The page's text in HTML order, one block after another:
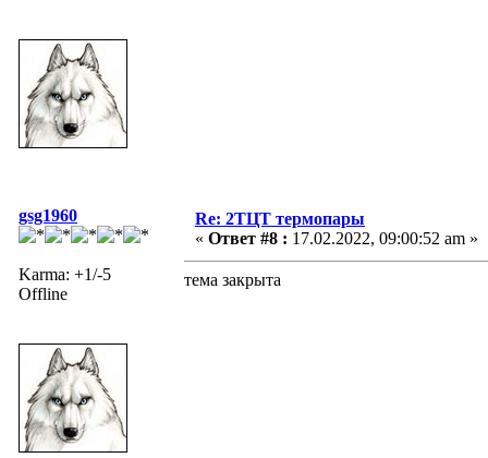
gsg1960
Karma: +1/-5
Offline
Re: 2ТЦТ термопары
« Ответ #8 : 17.02.2022, 09:00:52 am »
тема закрыта